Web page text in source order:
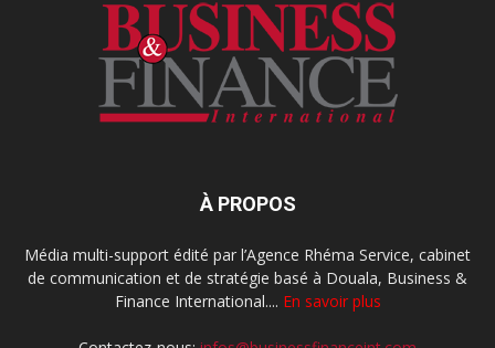
À PROPOS
Média multi-support édité par l’Agence Rhéma Service, cabinet
de communication et de stratégie basé à Douala, Business &
Finance International.... En savoir plus